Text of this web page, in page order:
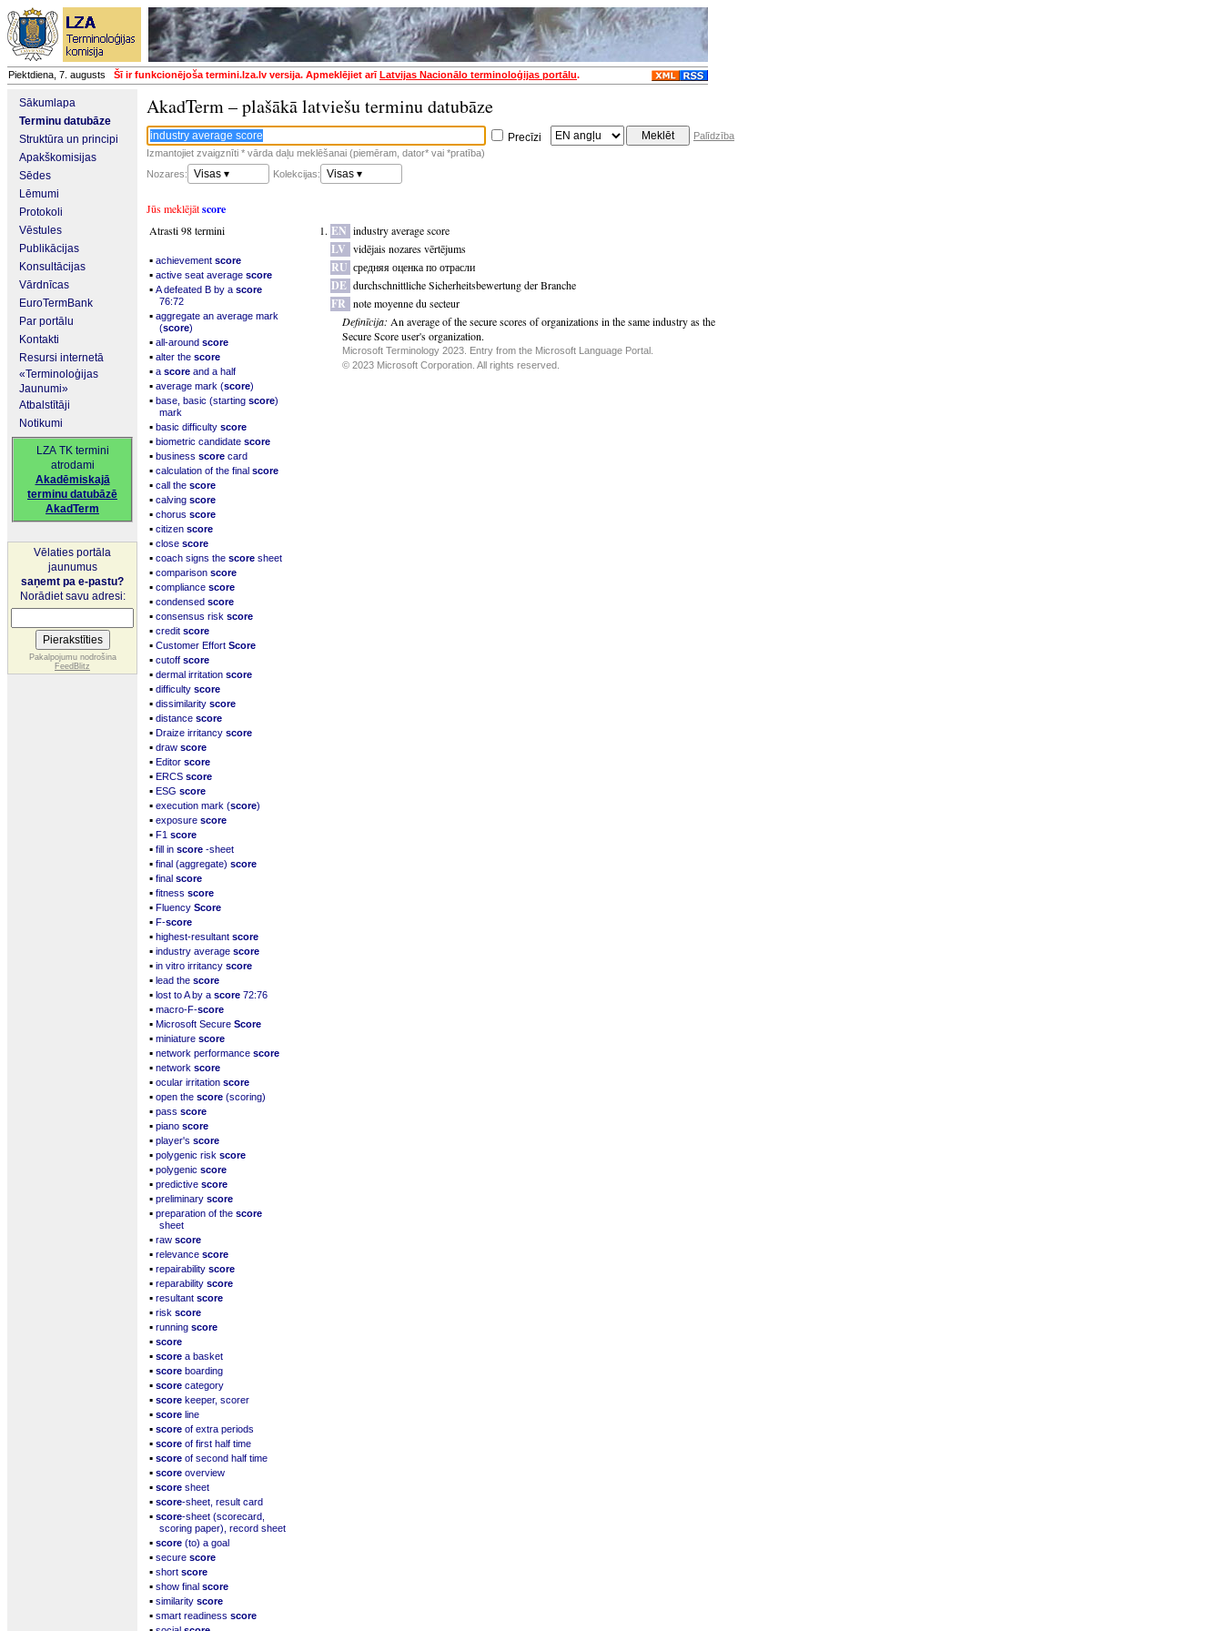
Piektdiena, 7. augusts Šī ir funkcionējoša termini.lza.lv versija. Apmeklējiet arīLatvijas Nacionālo terminoloģijas portālu.
Sākumlapa
Terminu datubāze
Struktūra un principi
Apakškomisijas
Sēdes
Lēmumi
Protokoli
Vēstules
Publikācijas
Konsultācijas
Vārdnīcas
EuroTermBank
Par portālu
Kontakti
Resursi internetā
«Terminoloģijas
Jaunumi»
Atbalstītāji
Notikumi
LZA TK termini
atrodami
Akadēmiskajā
terminu datubāzē
AkadTerm
Vēlaties portāla
jaunumus
saņemt pa e-pastu?
Norādiet savu adresi:
Pakalpojumu nodrošina
FeedBlitz
AkadTerm – plašākā latviešu terminu datubāze
Precīzi
Palīdzība
Izmantojiet zvaigznīti * vārda daļu meklēšanai (piemēram, dator* vai *pratība)
Nozares:
Visas ▾ Kolekcijas: Visas ▾
Jūs meklējātscore
Atrasti 98 termini
▪ achievement score
▪ active seat average score
▪ A defeated B by a score
76:72
▪ aggregate an average mark
(score)
▪ all-around score
▪ alter the score
▪ a score and a half
▪ average mark (score)
▪ base, basic (starting score)
mark
▪ basic difficulty score
▪ biometric candidate score
▪ business score card
▪ calculation of the final score
▪ call the score
▪ calving score
▪ chorus score
▪ citizen score
▪ close score
▪ coach signs the score sheet
▪ comparison score
▪ compliance score
▪ condensed score
▪ consensus risk score
▪ credit score
▪ Customer Effort Score
▪ cutoff score
▪ dermal irritation score
▪ difficulty score
▪ dissimilarity score
▪ distance score
▪ Draize irritancy score
▪ draw score
▪ Editor score
▪ ERCS score
▪ ESG score
▪ execution mark (score)
▪ exposure score
▪ F1 score
▪ fill in score -sheet
▪ final (aggregate) score
▪ final score
▪ fitness score
▪ Fluency Score
▪ F-score
▪ highest-resultant score
▪ industry average score
▪ in vitro irritancy score
▪ lead the score
▪ lost to A by a score 72:76
▪ macro-F-score
▪ Microsoft Secure Score
▪ miniature score
▪ network performance score
▪ network score
▪ ocular irritation score
▪ open the score (scoring)
▪ pass score
▪ piano score
▪ player's score
▪ polygenic risk score
▪ polygenic score
▪ predictive score
▪ preliminary score
▪ preparation of the score
sheet
▪ raw score
▪ relevance score
▪ repairability score
▪ reparability score
▪ resultant score
▪ risk score
▪ running score
▪ score
▪ score a basket
▪ score boarding
▪ score category
▪ score keeper, scorer
▪ score line
▪ score of extra periods
▪ score of first half time
▪ score of second half time
▪ score overview
▪ score sheet
▪ score-sheet, result card
▪ score-sheet (scorecard,
scoring paper), record sheet
▪ score (to) a goal
▪ secure score
▪ short score
▪ show final score
▪ similarity score
▪ smart readiness score
EN industry average score
LV vidējais nozares vērtējums
RU средняя оценка по отрасли
DE durchschnittliche Sicherheitsbewertung der Branche
FR note moyenne du secteur
Definīcija: An average of the secure scores of organizations in the same industry as the
Secure Score user's organization.
Microsoft Terminology 2023. Entry from the Microsoft Language Portal.
© 2023 Microsoft Corporation. All rights reserved.